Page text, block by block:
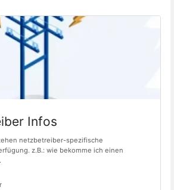
Infos
netzbetreiber-spezifische
z.B.: wie bekomme ich einen